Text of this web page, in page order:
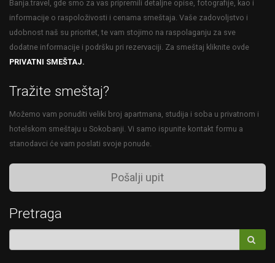
Banja.travel, gde smo za vas pripremili detaljne opise, fotografije, kao i
informacije o raspoloživosti i cenama smeštaja. Vaše zadovoljstvo i
udobnost naš su prioritet, te vam stojimo na raspolaganju za sve
dodatne informacije i podršku pri rezervaciji. Za smeštaj kliknite ovde
PRIVATNI SMEŠTAJ.
Tražite smeštaj?
Možemo vam ponuditi veliki broj apartmana, studija i soba u privatnom i
hotelskom smeštaju u Sokobanji. Vi samo ispunite kontakt formu a
stanodavci će vam poslati svoje ponude.
Pošalji upit
Pretraga